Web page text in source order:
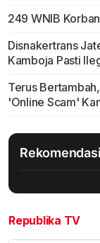
249 WNIB
Disnakertrans
Kamboja Pasti
Terus
'Online Scam'
Rekomendasi
Republika TV